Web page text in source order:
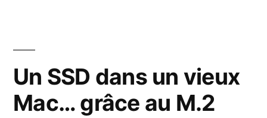
Duo
2300
?
Un SSD dans un vieux
Mac… grâce au M.2